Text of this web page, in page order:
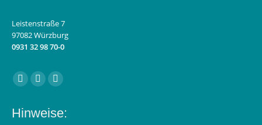
Leistenstraße 7
97082 Würzburg
0931 32 98 70-0
Finden Sie uns auf:
Facebook
opens
Instagram
opens
E-
page
Hinweise: